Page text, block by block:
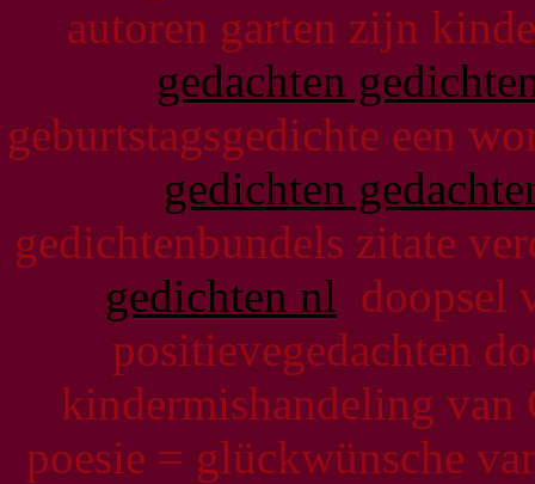
autoren garten zijn
gedachten
geburtstagsgedichte een
gedichten
gedichtenbundels zitate
gedichten nl doopsel
positievegedachten
kindermishandeling
poesie = glückwünsche